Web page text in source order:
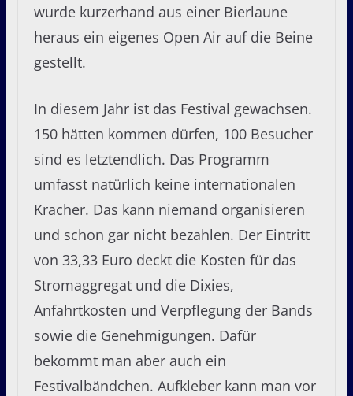
wurde kurzerhand aus einer Bierlaune
heraus ein eigenes Open Air auf die Beine
gestellt.
In diesem Jahr ist das Festival gewachsen.
150 hätten kommen dürfen, 100 Besucher
sind es letztendlich. Das Programm
umfasst natürlich keine internationalen
Kracher. Das kann niemand organisieren
und schon gar nicht bezahlen. Der Eintritt
von 33,33 Euro deckt die Kosten für das
Stromaggregat und die Dixies,
Anfahrtkosten und Verpflegung der Bands
sowie die Genehmigungen. Dafür
bekommt man aber auch ein
Festivalbändchen. Aufkleber kann man vor